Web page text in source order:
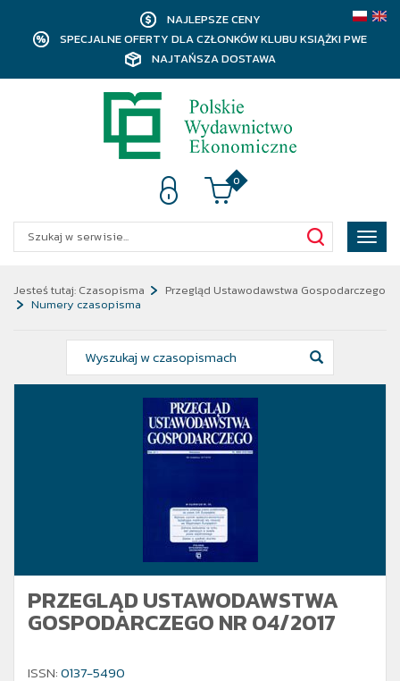
NAJLEPSZE CENY
SPECJALNE OFERTY DLA CZŁONKÓW KLUBU KSIĄŻKI PWE
NAJTAŃSZA DOSTAWA
0
Pokaż
menu
Jesteś tutaj: Czasopisma
Przegląd Ustawodawstwa Gospodarczego
Numery czasopisma
PRZEGLĄD USTAWODAWSTWA
GOSPODARCZEGO NR 04/2017
ISSN:0137-5490